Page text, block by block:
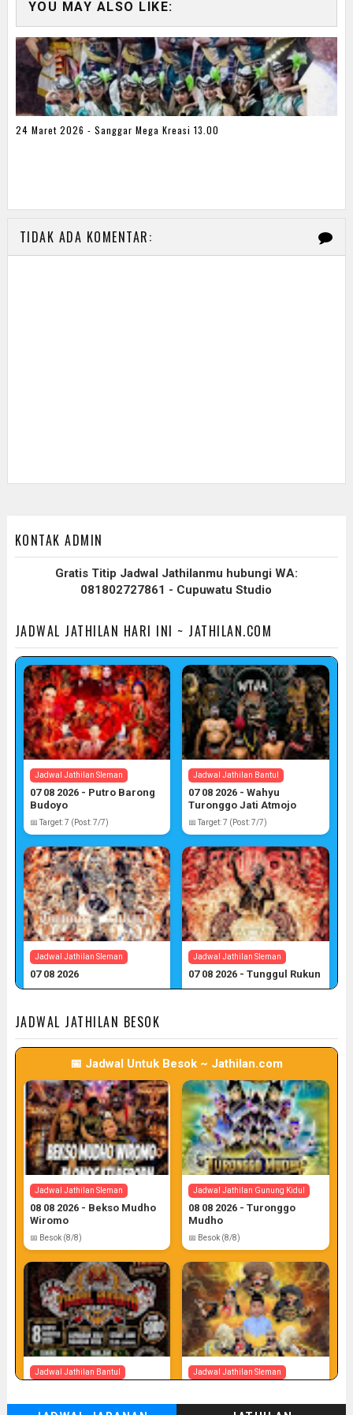
YOU MAY ALSO LIKE:
24 Maret 2026 - Sanggar Mega Kreasi 13.00
TIDAK ADA KOMENTAR:
KONTAK ADMIN
Gratis Titip Jadwal Jathilanmu hubungi WA:
081802727861 - Cupuwatu Studio
JADWAL JATHILAN HARI INI ~ JATHILAN.COM
Jadwal Jathilan Sleman
07 08 2026 - Putro Barong
Budoyo
📅 Target: 7 (Post: 7/7)
Jadwal Jathilan Bantul
07 08 2026 - Wahyu
Turonggo Jati Atmojo
📅 Target: 7 (Post: 7/7)
Jadwal Jathilan Sleman
07 08 2026
Jadwal Jathilan Sleman
07 08 2026 - Tunggul Rukun
JADWAL JATHILAN BESOK
📅 Jadwal Untuk Besok ~ Jathilan.com
Jadwal Jathilan Sleman
08 08 2026 - Bekso Mudho
Wiromo
📅 Besok (8/8)
Jadwal Jathilan Gunung Kidul
08 08 2026 - Turonggo
Mudho
📅 Besok (8/8)
Jadwal Jathilan Bantul
Budhoyo
Jadwal Jathilan Sleman
Mudho Budoyo